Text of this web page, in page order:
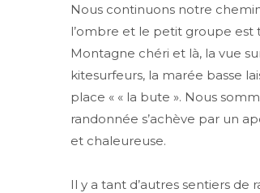
Nous continuons notre
l’ombre et le petit groupe est
Montagne chéri et là, la vue
kitesurfeurs, la marée basse
place « « la bute ». Nous
randonnée s’achève par un
et chaleureuse.
Il y a tant d’autres sentiers